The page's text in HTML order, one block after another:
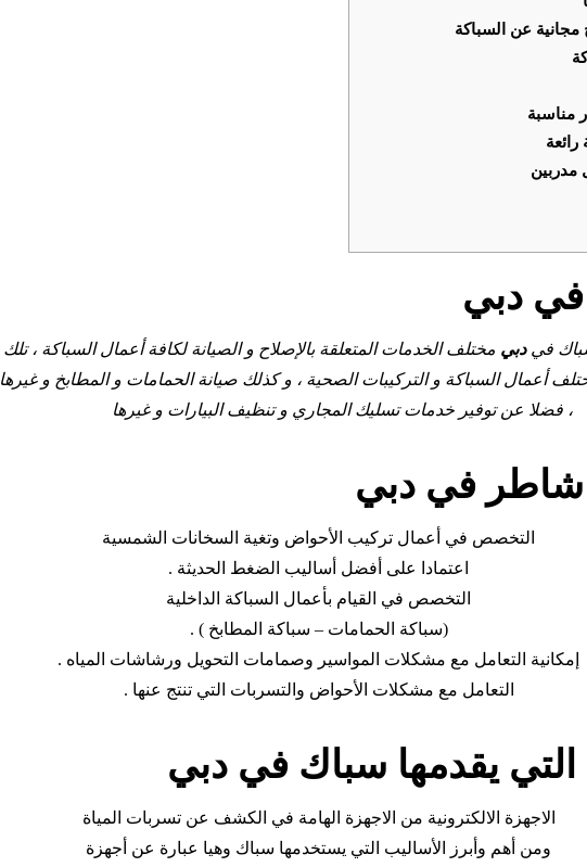
عن السباكة
مناسبة
دبي
فيدبي مختلف الخدمات المتعلقة بالإصلاح و الصيانة لكافة أعمال السباكة ، تلك
أعمال السباكة و التركيبات الصحية ، و كذلك صيانة الحمامات و المطابخ و غيرها
، فضلا عن توفير خدمات تسليك المجاري و تنظيف البيارات و غيرها
في دبي
التخصص في أعمال تركيب الأحواض وتغية السخانات الشمسية
اعتمادا على أفضل أساليب الضغط الحديثة .
التخصص في القيام بأعمال السباكة الداخلية
(سباكة الحمامات – سباكة المطابخ ) .
إمكانية التعامل مع مشكلات المواسير وصمامات التحويل ورشاشات المياه .
التعامل مع مشكلات الأحواض والتسربات التي تنتج عنها .
التي يقدمها سباك في دبي
الاجهزة الالكترونية من الاجهزة الهامة في الكشف عن تسربات المياة
ومن أهم وأبرز الأساليب التي يستخدمها سباك وهيا عبارة عن أجهزة